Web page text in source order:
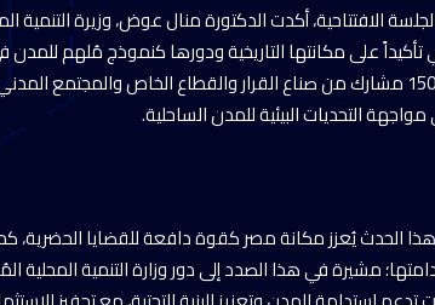
الافتتاحية، أكدت الدكتورة منال عوض، وزيرة التنمية
تأكيداً على مكانتها التاريخية ودورها كنموذج مُلهم
مشاركة أكثر من 1500 مشارك من صناع القرار والقطاع الخاص
مواجهة التحديات البيئية للمدن الساحلية.
هذا الحدث يُعزز مكانة مصر كقوة دافعة للقضايا الحضرية،
مشيرة في هذا الصدد إلى دور وزارة التنمية المحلية